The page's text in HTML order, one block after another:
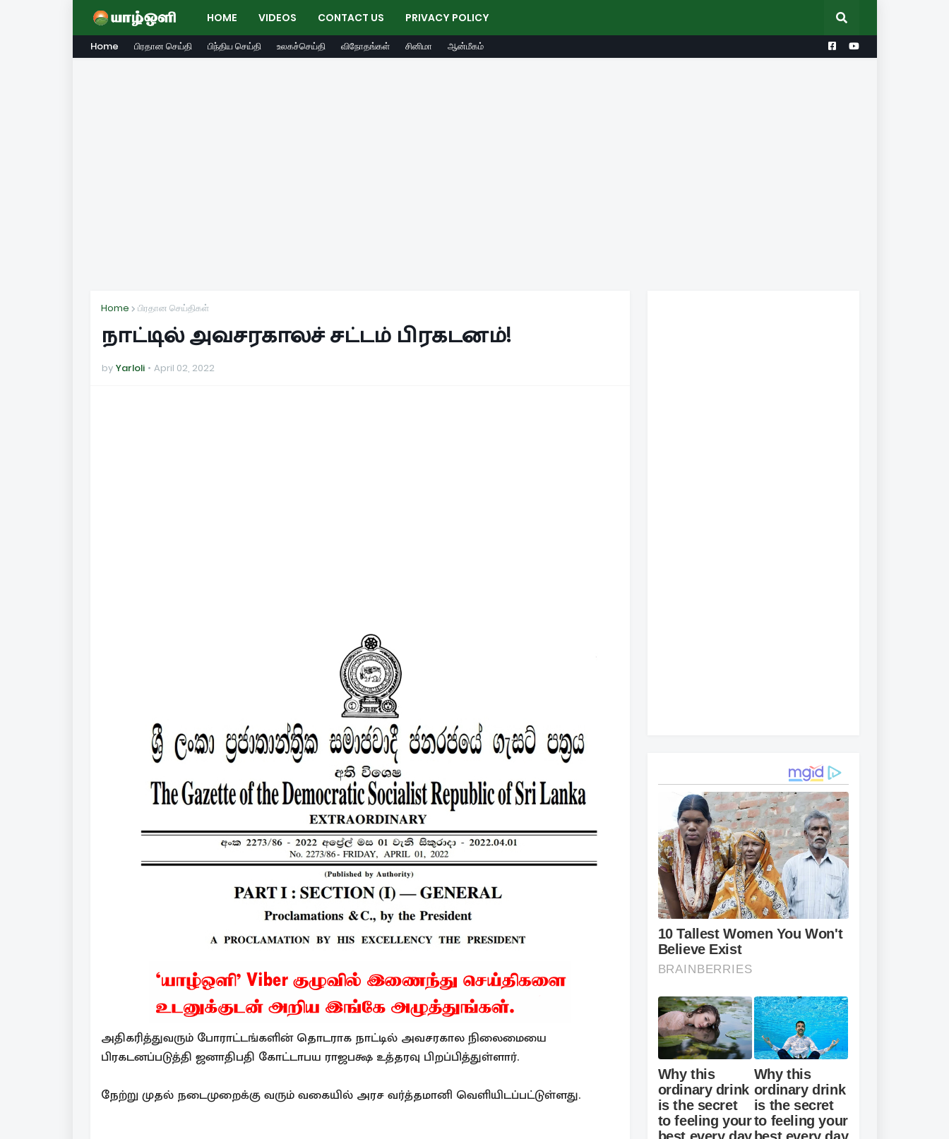
HOME VIDEOS CONTACT US PRIVACY POLICY
Home பிரதான செய்தி பிந்திய செய்தி உலகச்செய்தி விநோதங்கள் சினிமா ஆன்மீகம்
Home பிரதான செய்திகள்
நாட்டில் அவசரகாலச் சட்டம் பிரகடனம்!
by Yarloli April 02, 2022
அதிகரித்துவரும் போராட்டங்களின் தொடராக நாட்டில் அவசரகால நிலைமையை
பிரகடனப்படுத்தி ஜனாதிபதி கோட்டாபய ராஜபக்ஷ உத்தரவு பிறப்பித்துள்ளார்.
நேற்று முதல் நடைமுறைக்கு வரும் வகையில் அரச வர்த்தமானி வெளியிடப்பட்டுள்ளது.